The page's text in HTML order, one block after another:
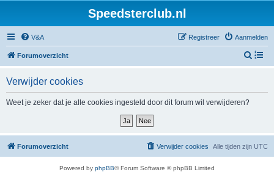
Speedsterclub.nl
V&A Aanmelden
Registreer
Forumoverzicht
Z
Verwijder cookies
Weet je zeker dat je alle cookies ingesteld door dit forum wil verwijderen?
Forumoverzicht Alle tijden zijn UTC
Verwijder cookies
Powered by phpBB® Forum Software © phpBB Limited